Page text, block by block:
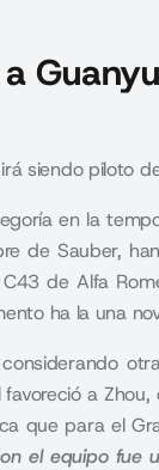
siendo piloto
en la
de Sauber,
de Alfa
ha la una
a
que para el
el equipo fue